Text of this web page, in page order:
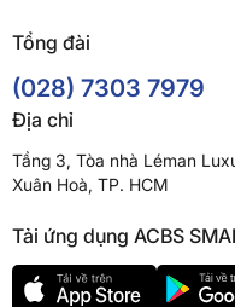
Tổng đài
(028) 7303 7979
Địa chỉ
Tầng 3, Tòa nhà Léman
Xuân Hoà, TP. HCM
Tải ứng dụng ACBS